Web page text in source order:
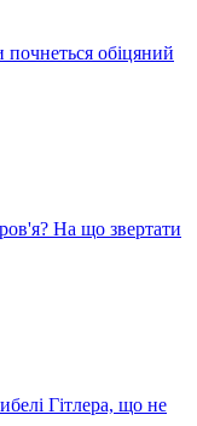
почнеться обіцяний
На що звертати
Гітлера, що не